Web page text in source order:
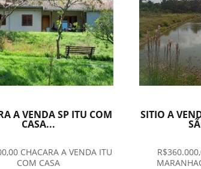
A VENDA SP ITU COM
CASA...
CHACARA A VENDA ITU
COM CASA
SITIO A